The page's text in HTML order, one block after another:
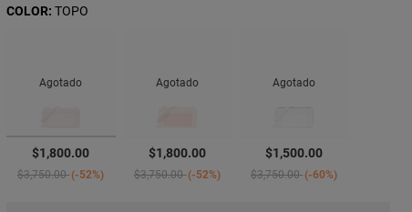
Agotado
seleccionado
$1,800.00
Price reduced from
$3,750.00to-52%
Agotado
$1,800.00
Price reduced from
$3,750.00to-52%
Agotado
$1,500.00
Price reduced from
$3,750.00to-60%
COLOR: TOPO